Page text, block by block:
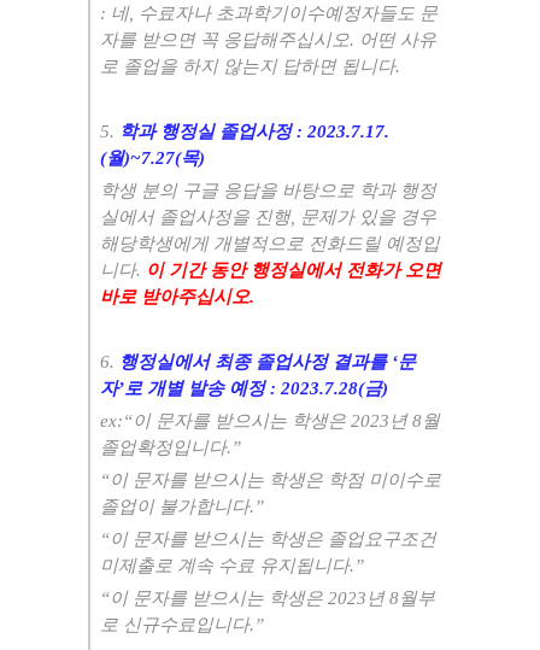
: 네, 수료자나 초과학기이수예정자들도 문
자를 받으면 꼭 응답해주십시오. 어떤 사유
로 졸업을 하지 않는지 답하면 됩니다.
5. 학과 행정실 졸업사정: 2023.7.17.
(월)~7.27(목)
학생 분의 구글 응답을 바탕으로 학과 행정
실에서 졸업사정을 진행, 문제가 있을 경우
해당학생에게 개별적으로 전화드릴 예정입
니다. 이 기간 동안 행정실에서 전화가 오면
바로 받아주십시오.
6. 행정실에서 최종 졸업사정 결과를 ‘문
자’로 개별 발송 예정: 2023.7.28(금)
ex:“이 문자를 받으시는 학생은 2023 년 8월
졸업확정입니다.”
“이 문자를 받으시는 학생은 학점 미이수로
졸업이 불가합니다.”
“이 문자를 받으시는 학생은 졸업요구조건
미제출로 계속 수료 유지됩니다.”
“이 문자를 받으시는 학생은 2023 년 8월부
로 신규수료입니다.”